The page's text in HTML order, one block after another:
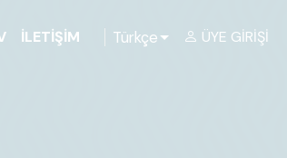
İLETIŞIM Türkçe ÜYE GIRIŞI